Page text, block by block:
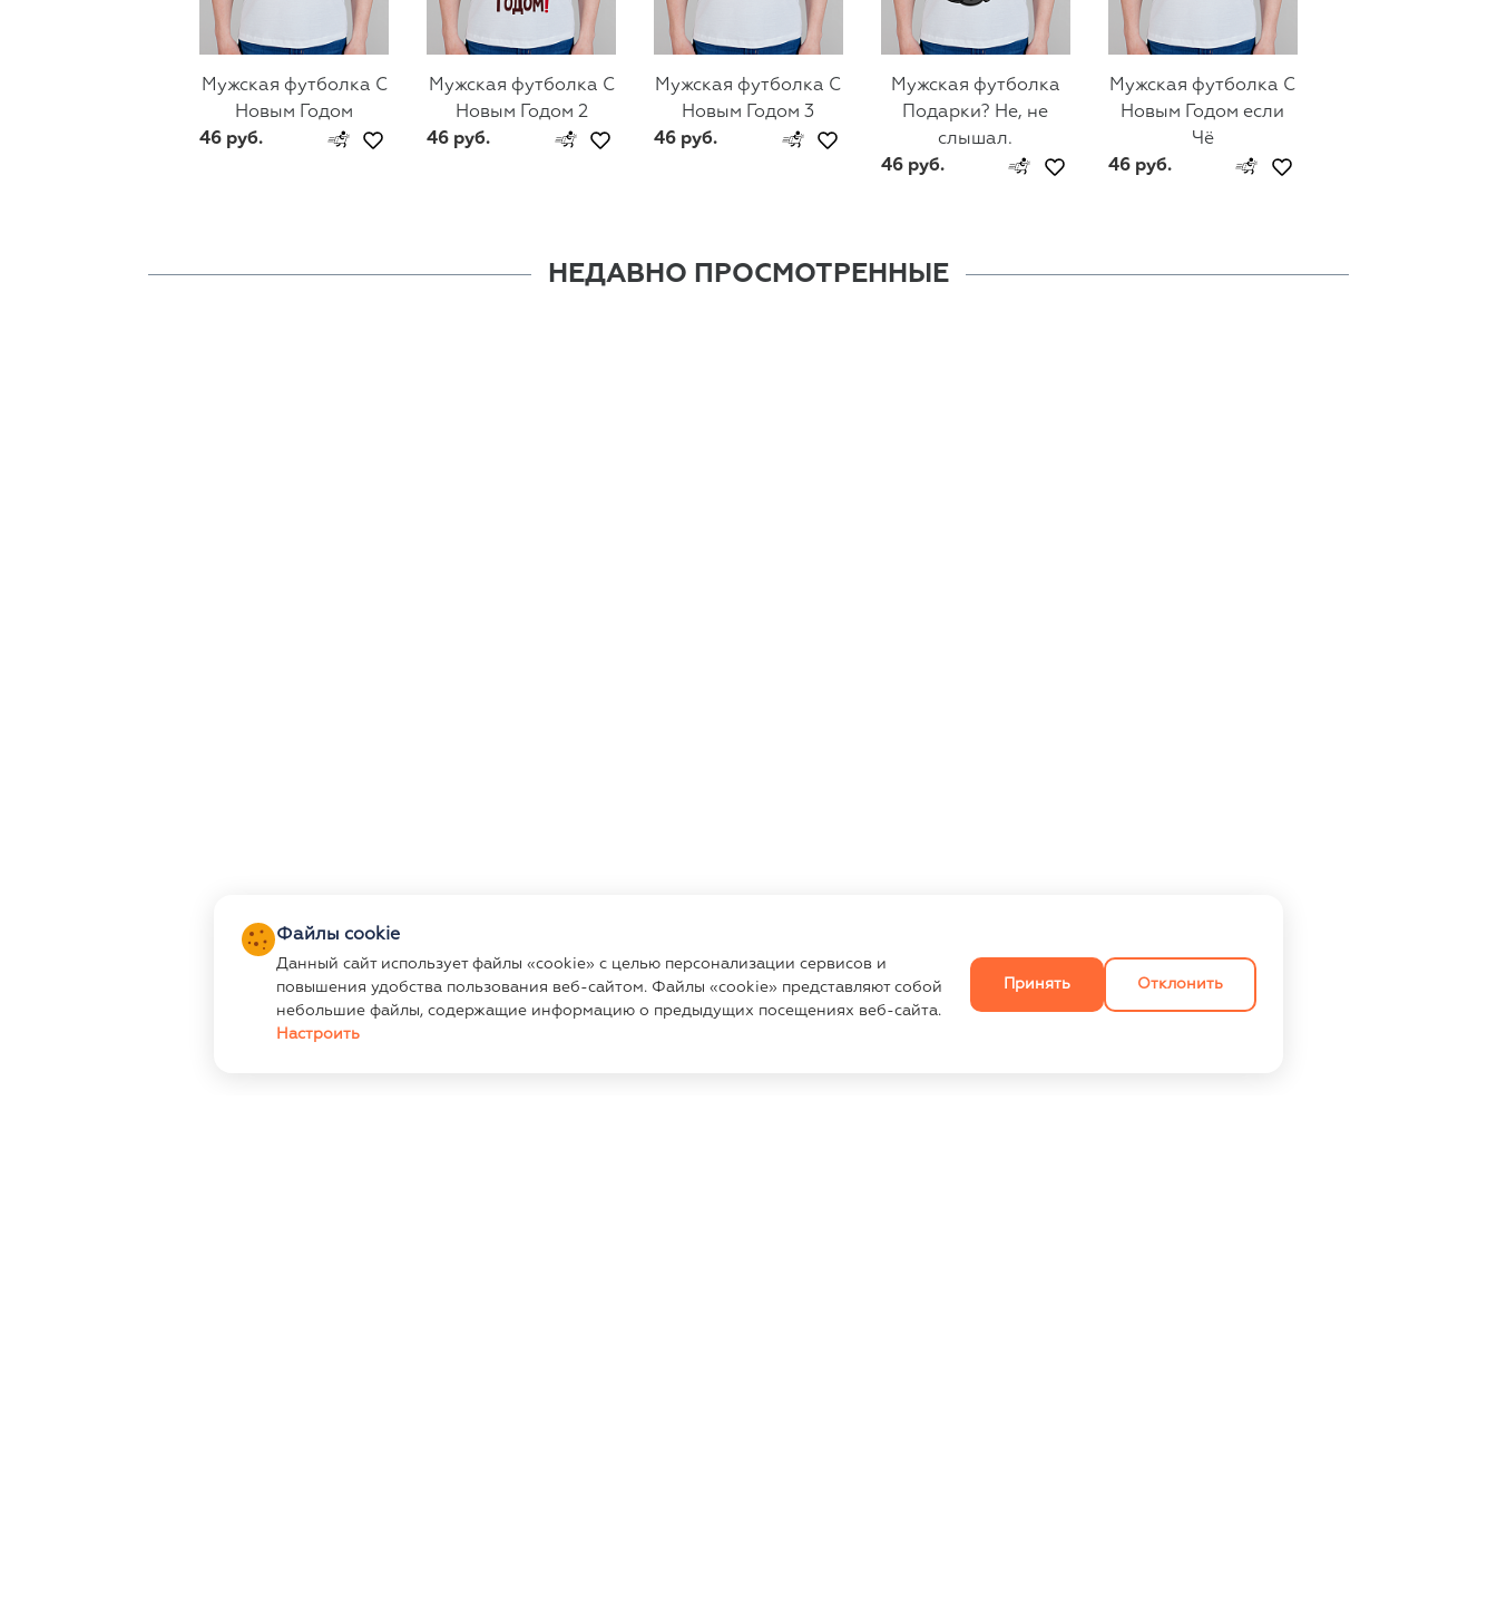
Мужская футболка С
Новым Годом
46 руб.
Мужская футболка С
Новым Годом 2
46 руб.
Мужская футболка С
Новым Годом 3
46 руб.
Мужская футболка
Подарки? Не, не
слышал.
46 руб.
Мужская футболка С
Новым Годом если
Чё
46 руб.
НЕДАВНО ПРОСМОТРЕННЫЕ
Файлы cookie
Данный сайт использует файлы «cookie» с целью персонализации сервисов и
повышения удобства пользования веб-сайтом. Файлы «cookie» представляют собой
небольшие файлы, содержащие информацию о предыдущих посещениях веб-сайта.
Настроить
Принять Отклонить